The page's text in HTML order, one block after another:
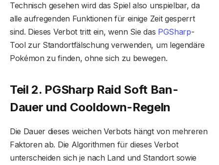
Technisch gesehen wird das Spiel also unspielbar, da
alle aufregenden Funktionen für einige Zeit gesperrt
sind. Dieses Verbot tritt ein, wenn Sie das PGSharp-
Tool zur Standortfälschung verwenden, um legendäre
Pokémon zu finden, ohne sich zu bewegen.
Teil 2. PGSharp Raid Soft Ban-
Dauer und Cooldown-Regeln
Die Dauer dieses weichen Verbots hängt von mehreren
Faktoren ab. Die Algorithmen für dieses Verbot
unterscheiden sich je nach Land und Standort sowie